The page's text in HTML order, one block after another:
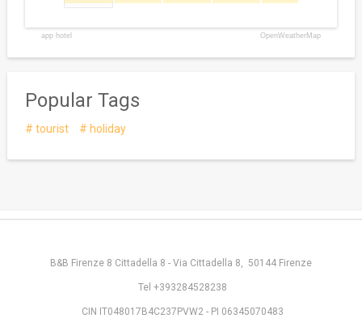
app hotel OpenWeatherMap
Popular Tags
tourist holiday
B&B Firenze 8 Cittadella 8 - Via Cittadella 8, 50144 Firenze
Tel +393284528238
CIN IT048017B4C237PVW2 - PI 06345070483